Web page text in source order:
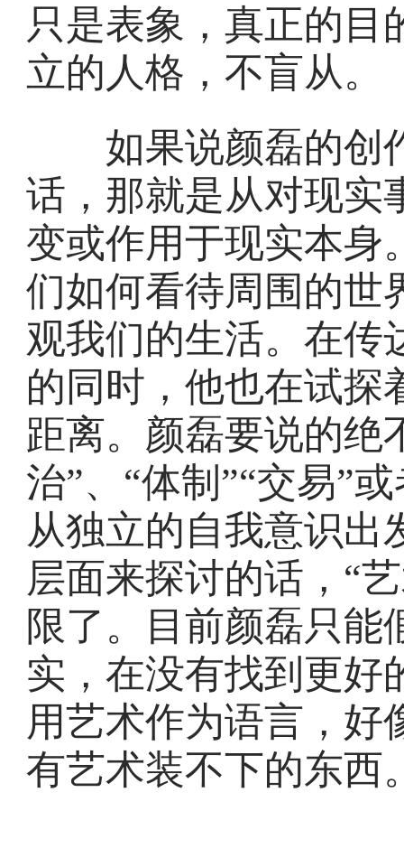
只是表象，真正的目
立的人格，不盲从。
如果说颜磊的创
话，那就是从对现实
变或作用于现实本身
们如何看待周围的世
观我们的生活。在传
的同时，他也在试探
距离。颜磊要说的绝
治”、“体制”“交易”
从独立的自我意识出
层面来探讨的话，“
限了。目前颜磊只能
实，在没有找到更好
用艺术作为语言，好
有艺术装不下的东西